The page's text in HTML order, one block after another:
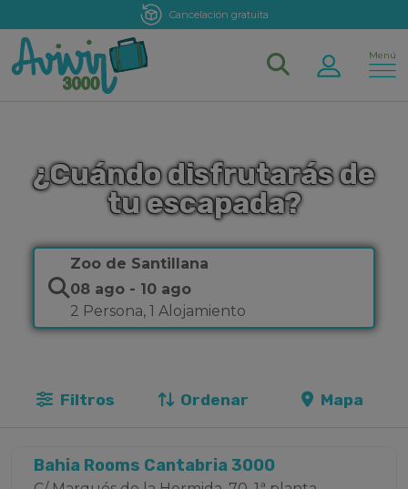
Atención personalizada
Menú
¿Cuándo disfrutarás de
tu escapada?
Zoo de Santillana
08 ago - 10 ago
2 Persona, 1 Alojamiento
Filtros Ordenar Mapa
Bahia Rooms Cantabria 3000